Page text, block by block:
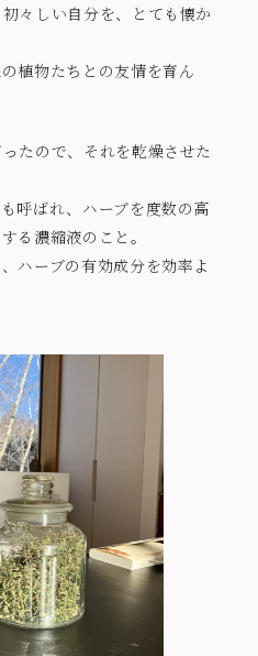
々しい自分を、とても懐か
植物たちとの友情を育ん
たので、それを乾燥させた
呼ばれ、ハーブを度数の高
る濃縮液のこと。
ハーブの有効成分を効率よ